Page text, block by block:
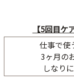
【5回目
仕事で使
3ヶ月の
しなり